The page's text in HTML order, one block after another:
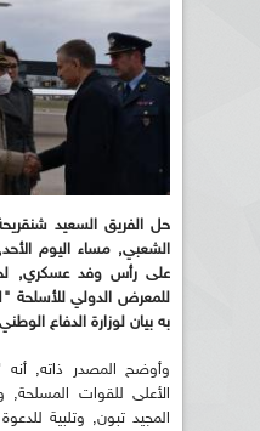
حل الفريق السعيد
الشعبي, مساء اليوم
على رأس وفد عسكري,
به بيان لوزارة الدفاع
وأوضح المصدر ذاته, أنه
الأعلى للقوات المسلحة,
المجيد تبون, وتلبية